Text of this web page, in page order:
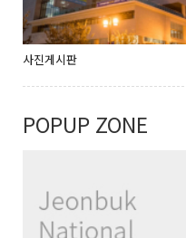
사진게시판
POPUP ZONE